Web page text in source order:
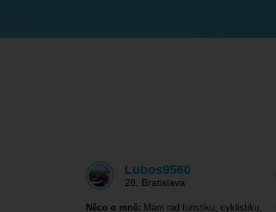
Lubos9560
28 Bratislava
Něco o mně: Mám rad turistiku, cyklistiku,